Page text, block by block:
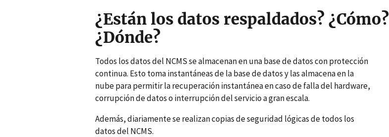
¿Están los datos respaldados? ¿Cómo?
¿Dónde?
Todos los datos del NCMS se almacenan en una base de datos con protección
continua. Esto toma instantáneas de la base de datos y las almacena en la
nube para permitir la recuperación instantánea en caso de falla del hardware,
corrupción de datos o interrupción del servicio a gran escala.
Además, diariamente se realizan copias de seguridad lógicas de todos los
datos del NCMS.